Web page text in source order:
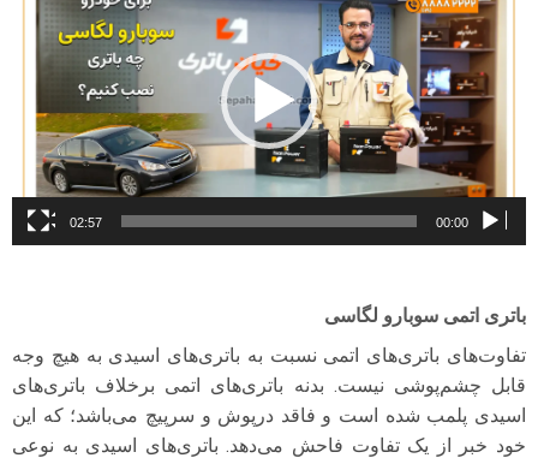
00:00
02:57
باتری اتمی سوبارو لگاسی
تفاوت‌های باتری‌های اتمی نسبت به باتری‌های اسیدی به هیچ وجه
قابل چشم‌پوشی نیست. بدنه باتری‌های اتمی برخلاف باتری‌های
اسیدی پلمب شده است و فاقد درپوش و سرپیچ می‌باشد؛ که این
خود خبر از یک تفاوت فاحش می‌دهد. باتری‌های اسیدی به نوعی